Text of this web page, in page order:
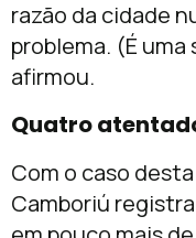
razão da cidade
problema. (É uma
afirmou.
Quatro
Com o caso
Camboriú